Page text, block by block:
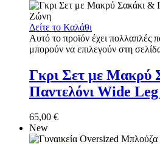
Δείτε το Καλάθι
Αυτό το προϊόν έχει πολλαπλές
μπορούν να επιλεγούν στη
Γκρι Σετ με Μακρύ
Παντελόνι Wide
65,00 €
New